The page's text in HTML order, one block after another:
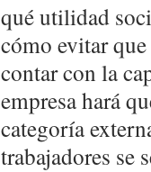
qué utilidad
cómo evitar
contar con la
empresa hará
categoría
trabajadores se